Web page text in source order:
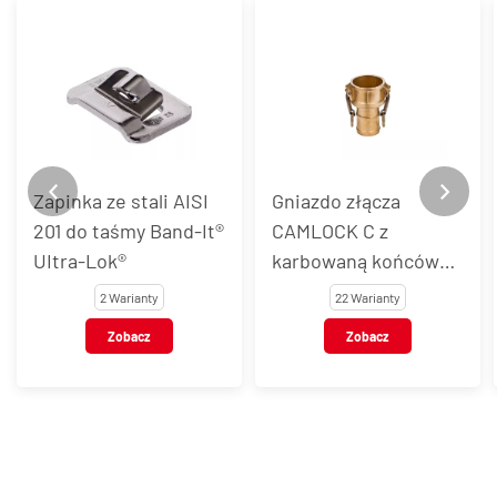
Zapinka ze stali AISI
201 do taśmy Band-It®
UItra-Lok®
2 Warianty
Zobacz
Gniazdo złącza
CAMLOCK C z
karbowaną końcówką
do węża, mosiądz
22 Warianty
Zobacz